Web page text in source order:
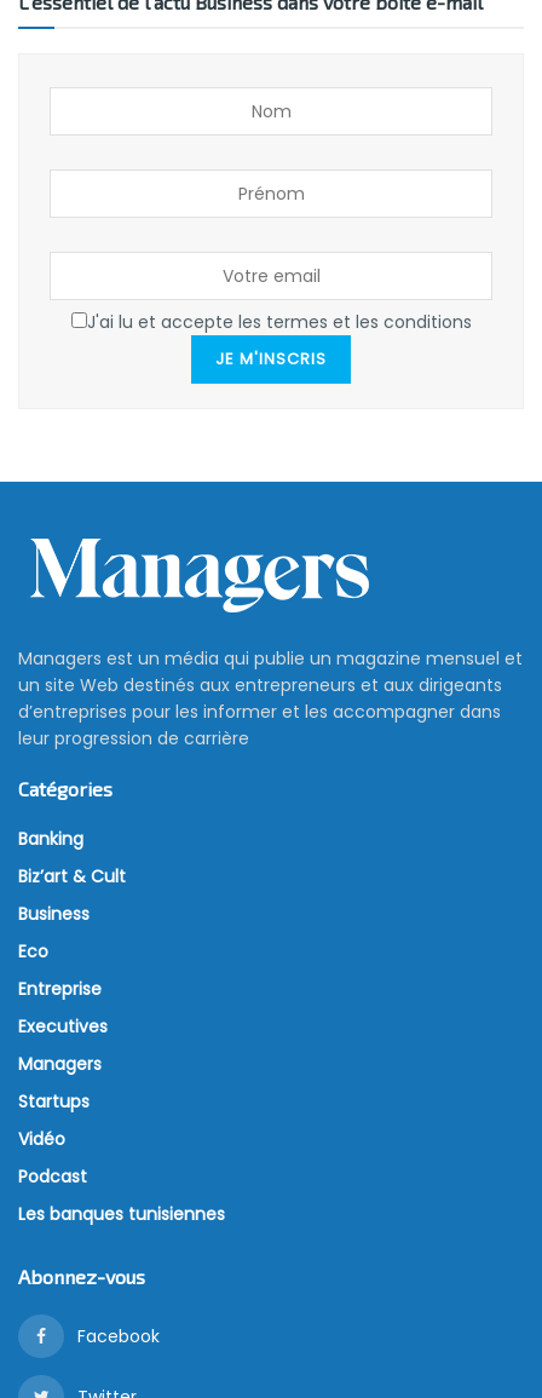
J'ai lu et accepte les termes et les conditions
JE M'INSCRIS
Managers est un média qui publie un magazine mensuel et
un site Web destinés aux entrepreneurs et aux dirigeants
d’entreprises pour les informer et les accompagner dans
leur progression de carrière
Catégories
Banking
Biz’art & Cult
Business
Eco
Entreprise
Executives
Managers
Startups
Vidéo
Podcast
Les banques tunisiennes
Abonnez-vous
Facebook